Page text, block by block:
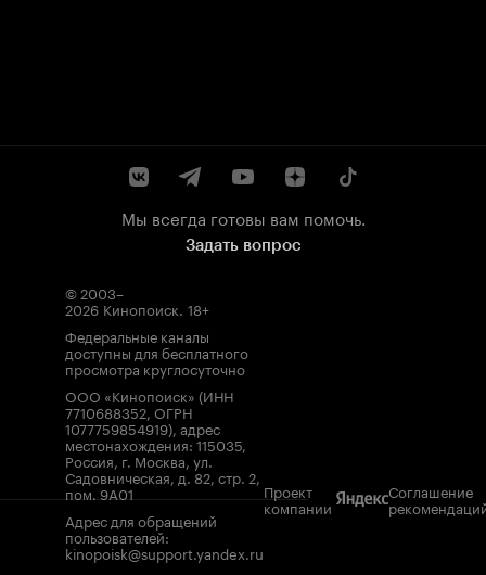
Мы всегда готовы вам помочь.
Задать вопрос
© 2003–
2026 Кинопоиск. 18+
Федеральные каналы
доступны для бесплатного
просмотра круглосуточно
ООО «Кинопоиск» (ИНН
7710688352, ОГРН
1077759854919), адрес
местонахождения: 115035,
Россия, г. Москва, ул.
Садовническая, д. 82, стр. 2,
пом. 9А01
Адрес для обращений
пользователей:
kinopoisk@support.yandex.ru
Проект
компании
Соглашение